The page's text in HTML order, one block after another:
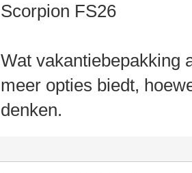
Scorpion FS26
Wat vakantiebepakking
meer opties biedt,
denken.